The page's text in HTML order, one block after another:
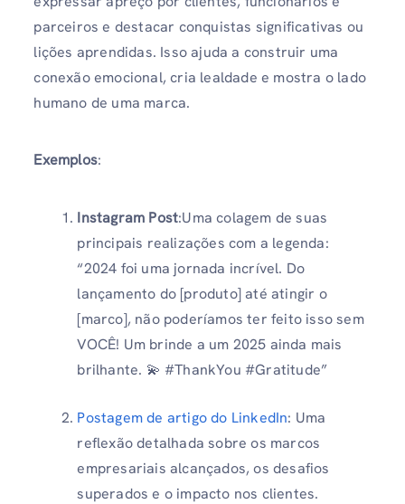
parceiros e destacar conquistas significativas ou
lições aprendidas. Isso ajuda a construir uma
conexão emocional, cria lealdade e mostra o lado
humano de uma marca.
Exemplos:
Instagram Post:Uma colagem de suas
principais realizações com a legenda:
“2024 foi uma jornada incrível. Do
lançamento do [produto] até atingir o
[marco], não poderíamos ter feito isso sem
VOCÊ! Um brinde a um 2025 ainda mais
brilhante. 💫 #ThankYou #Gratitude”
Postagem de artigo do LinkedIn: Uma
reflexão detalhada sobre os marcos
empresariais alcançados, os desafios
superados e o impacto nos clientes.